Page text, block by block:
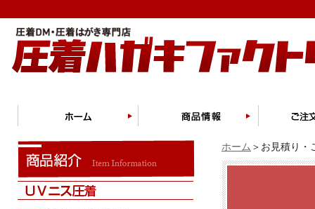
ホーム ＞お見積り・